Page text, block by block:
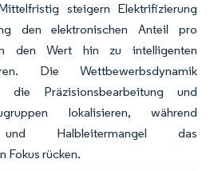
steigern Elektrifizierung
den elektronischen Anteil pro
den Wert hin zu intelligenten
Die Wettbewerbsdynamik
die Präzisionsbearbeitung und
lokalisieren, während
und Halbleitermangel das
Fokus rücken.